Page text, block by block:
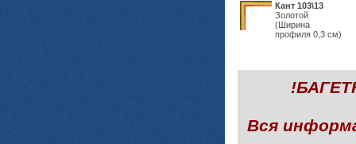
Кант 103\13
Золотой
(Ширина
профиля 0,3 см)
Вся